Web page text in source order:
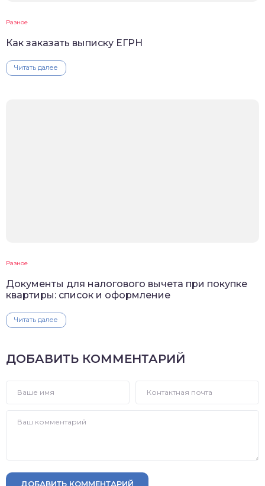
Разное
Как заказать выписку ЕГРН
Читать далее
Разное
Документы для налогового вычета при покупке
квартиры: список и оформление
Читать далее
ДОБАВИТЬ КОММЕНТАРИЙ
ДОБАВИТЬ КОММЕНТАРИЙ